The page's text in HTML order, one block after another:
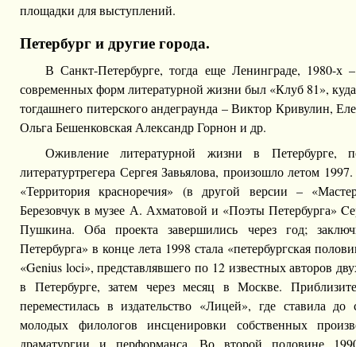
площадки для выступлений.
Петербург и другие города.
В Санкт-Петербурге, тогда еще Ленинграде, 1980-х
современных форм литературной жизни был «Клуб 81»,
тогдашнего питерского андеграунда – Виктор Кривулин,
Ольга Бешенковская Александр Горнон и др.
Оживление литературной жизни в Петербурге,
литературтрегера Сергея Завьялова, произошло летом
«Территория красноречия» (в другой версии –
Березовчук в музее А. Ахматовой и «Поэты Петербурга»
Пушкина. Оба проекта завершились через год;
Петербурга» в конце лета 1998 стала «петербургская
«Genius loci», представлявшего по 12 известных авторов
в Петербурге, затем через месяц в Москве.
переместилась в издательство «Лицей», где ставила
молодых филологов инсценировки собственных